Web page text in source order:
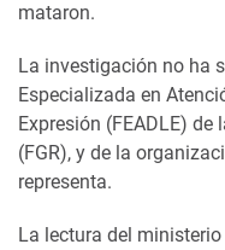
mataron.
La investigación no ha
Especializada en
Expresión (FEADLE)
(FGR), y de la
representa.
La lectura del